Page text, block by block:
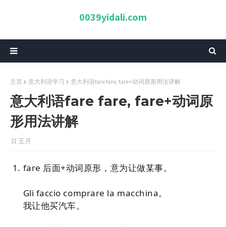
0039yidali.com
主页 意大利语学习 意大利语fare fare, fare+动词原形用法讲解
意大利语fare fare, fare+动词原
形用法讲解
21 五月
fare 后面+动词原形，意为让做某事。
Gli faccio comprare la macchina。
我让他买汽车。